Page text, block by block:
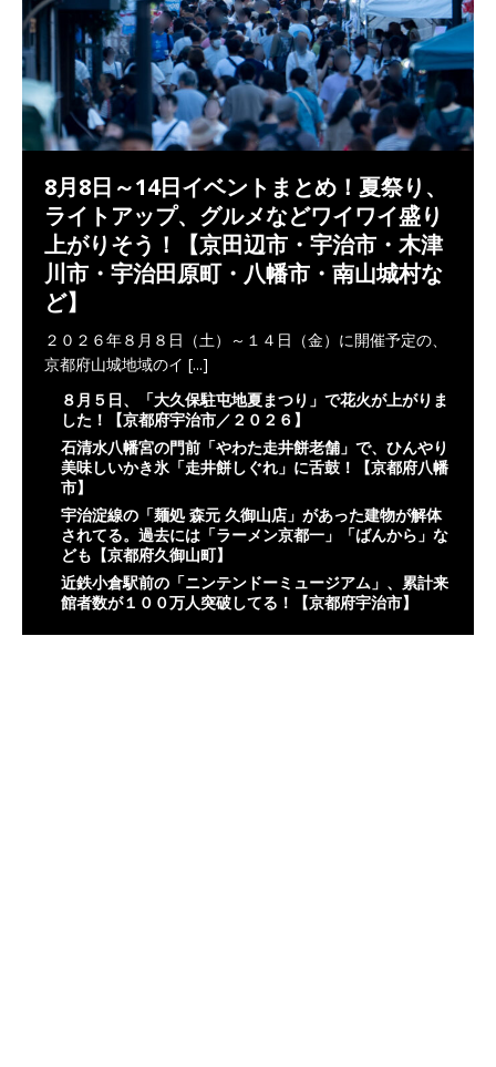
8月8日～14日イベントまとめ！夏祭り、
ライトアップ、グルメなどワイワイ盛り
上がりそう！【京田辺市・宇治市・木津
川市・宇治田原町・八幡市・南山城村な
ど】
２０２６年８月８日（土）～１４日（金）に開催予定の、
京都府山城地域のイ [...]
８月５日、「大久保駐屯地夏まつり」で花火が上がりま
した！【京都府宇治市／２０２６】
石清水八幡宮の門前「やわた走井餅老舗」で、ひんやり
美味しいかき氷「走井餅しぐれ」に舌鼓！【京都府八幡
市】
宇治淀線の「麺処 森元 久御山店」があった建物が解体
されてる。過去には「ラーメン京都一」「ばんから」な
ども【京都府久御山町】
近鉄小倉駅前の「ニンテンドーミュージアム」、累計来
館者数が１００万人突破してる！【京都府宇治市】